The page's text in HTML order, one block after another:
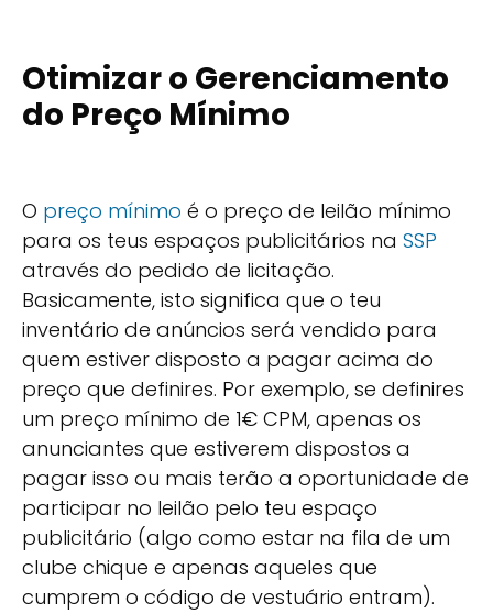
Otimizar o Gerenciamento
do Preço Mínimo
O preço mínimo é o preço de leilão mínimo
para os teus espaços publicitários na SSP
através do pedido de licitação.
Basicamente, isto significa que o teu
inventário de anúncios será vendido para
quem estiver disposto a pagar acima do
preço que definires. Por exemplo, se definires
um preço mínimo de 1€ CPM, apenas os
anunciantes que estiverem dispostos a
pagar isso ou mais terão a oportunidade de
participar no leilão pelo teu espaço
publicitário (algo como estar na fila de um
clube chique e apenas aqueles que
cumprem o código de vestuário entram).